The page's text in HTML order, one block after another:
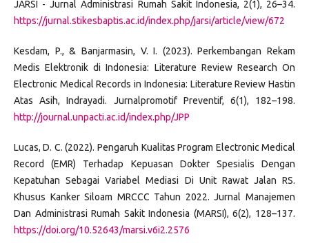
JARSI - Jurnal Administrasi Rumah Sakit Indonesia, 2(1), 26–34.
https://jurnal.stikesbaptis.ac.id/index.php/jarsi/article/view/672
Kesdam, P., & Banjarmasin, V. I. (2023). Perkembangan Rekam
Medis Elektronik di Indonesia: Literature Review Research On
Electronic Medical Records in Indonesia: Literature Review Hastin
Atas Asih, Indrayadi. Jurnalpromotif Preventif, 6(1), 182–198.
http://journal.unpacti.ac.id/index.php/JPP
Lucas, D. C. (2022). Pengaruh Kualitas Program Electronic Medical
Record (EMR) Terhadap Kepuasan Dokter Spesialis Dengan
Kepatuhan Sebagai Variabel Mediasi Di Unit Rawat Jalan RS.
Khusus Kanker Siloam MRCCC Tahun 2022. Jurnal Manajemen
Dan Administrasi Rumah Sakit Indonesia (MARSI), 6(2), 128–137.
https://doi.org/10.52643/marsi.v6i2.2576